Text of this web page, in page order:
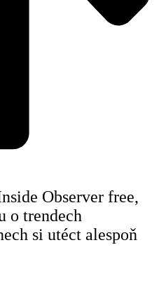
Observer free,
o trendech
si utéct alespoň